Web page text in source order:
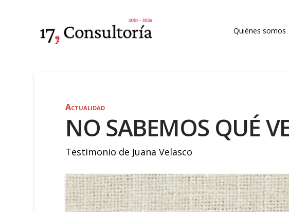
Quiénes somos
Actualidad
NO SABEMOS QUÉ
Testimonio de Juana Velasco